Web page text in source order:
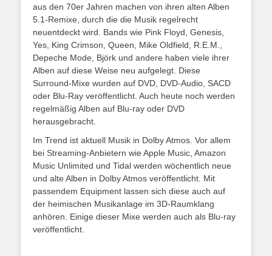
aus den 70er Jahren machen von ihren alten Alben
5.1-Remixe, durch die die Musik regelrecht
neuentdeckt wird. Bands wie Pink Floyd, Genesis,
Yes, King Crimson, Queen, Mike Oldfield, R.E.M.,
Depeche Mode, Björk und andere haben viele ihrer
Alben auf diese Weise neu aufgelegt. Diese
Surround-Mixe wurden auf DVD, DVD-Audio, SACD
oder Blu-Ray veröffentlicht. Auch heute noch werden
regelmäßig Alben auf Blu-ray oder DVD
herausgebracht.
Im Trend ist aktuell Musik in Dolby Atmos. Vor allem
bei Streaming-Anbietern wie Apple Music, Amazon
Music Unlimited und Tidal werden wöchentlich neue
und alte Alben in Dolby Atmos veröffentlicht. Mit
passendem Equipment lassen sich diese auch auf
der heimischen Musikanlage im 3D-Raumklang
anhören. Einige dieser Mixe werden auch als Blu-ray
veröffentlicht.